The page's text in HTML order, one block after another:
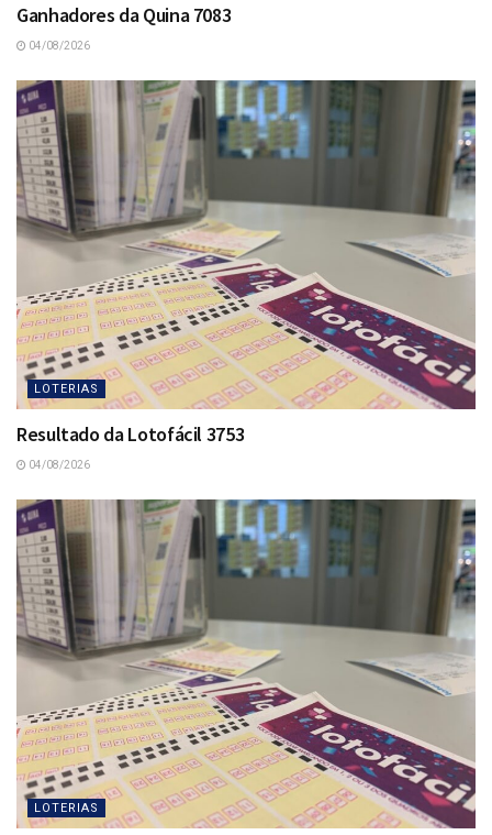
Ganhadores da Quina 7083
04/08/2026
LOTERIAS
Resultado da Lotofácil 3753
04/08/2026
LOTERIAS